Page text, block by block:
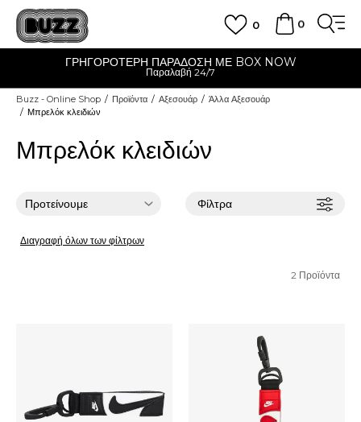
0
0
ΓΡΗΓΟΡΟΤΕΡΗ ΠΑΡΑΔΟΣΗ ΜΕ BOX NOW
Παραλαβή 24/7
Buzz - Online Shop Προϊόντα Αξεσουάρ
Άλλα Αξεσουάρ
Μπρελόκ κλειδιών
Μπρελόκ κλειδιών
Φίλτρα
Διαγραφή όλων των φίλτρων
2 Προϊόντα